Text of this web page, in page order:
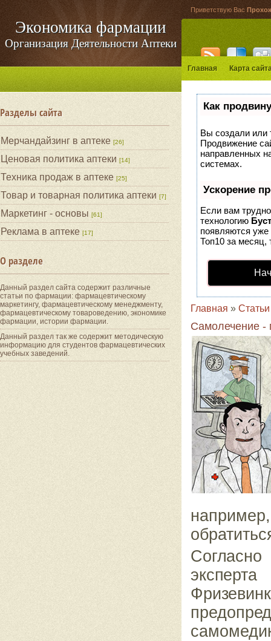
Экономика фармации
Организация Деятельности Аптеки
Разделы сайта
Мерчандайзинг в аптеке [26]
Ценовая политика аптеки [14]
Техника продаж в аптеке [25]
Товар и товарная политика аптеки [7]
Маркетинг - основы [61]
Реклама в аптеке [17]
О разделе
Данный раздел сайта содержит различные
статьи по фармации: фармацевтическому
маркетингу, фармацевтическому менеджменту,
фармацевтическому товароведению, экономике
фармации, истории фармации.
Данный раздел так же содержит методическую
информацию для студентов фармацевтических
учебных заведений.
Приветствую Вас
Главная Карта
Как
Вы создали или
Продвижение
направленных
системах.
Ускорение
Если вам
технологию Буст
появляются уже
Топ10 за месяц,
Главная » Статьи
Самолечение -